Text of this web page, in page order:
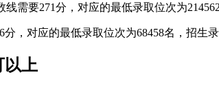
需要271分，对应的最低录取位次为
，对应的最低录取位次为68458名，招生
以上